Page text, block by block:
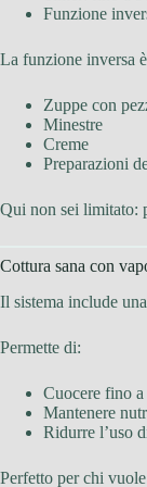
Funzione
La funzione inversa
Zuppe con
Minestre
Creme
Preparazioni
Qui non sei limitato:
Cottura sana con
Il sistema include una
Permette di:
Cuocere fino
Mantenere
Ridurre l’uso
Perfetto per chi